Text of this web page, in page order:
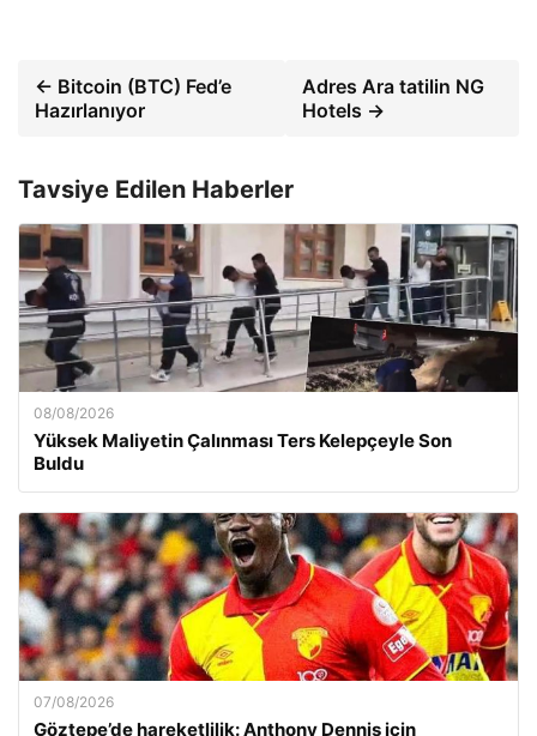
← Bitcoin (BTC) Fed’e
Hazırlanıyor
Adres Ara tatilin NG
Hotels →
Tavsiye Edilen Haberler
08/08/2026
Yüksek Maliyetin Çalınması Ters Kelepçeyle Son
Buldu
07/08/2026
Göztepe’de hareketlilik: Anthony Dennis için